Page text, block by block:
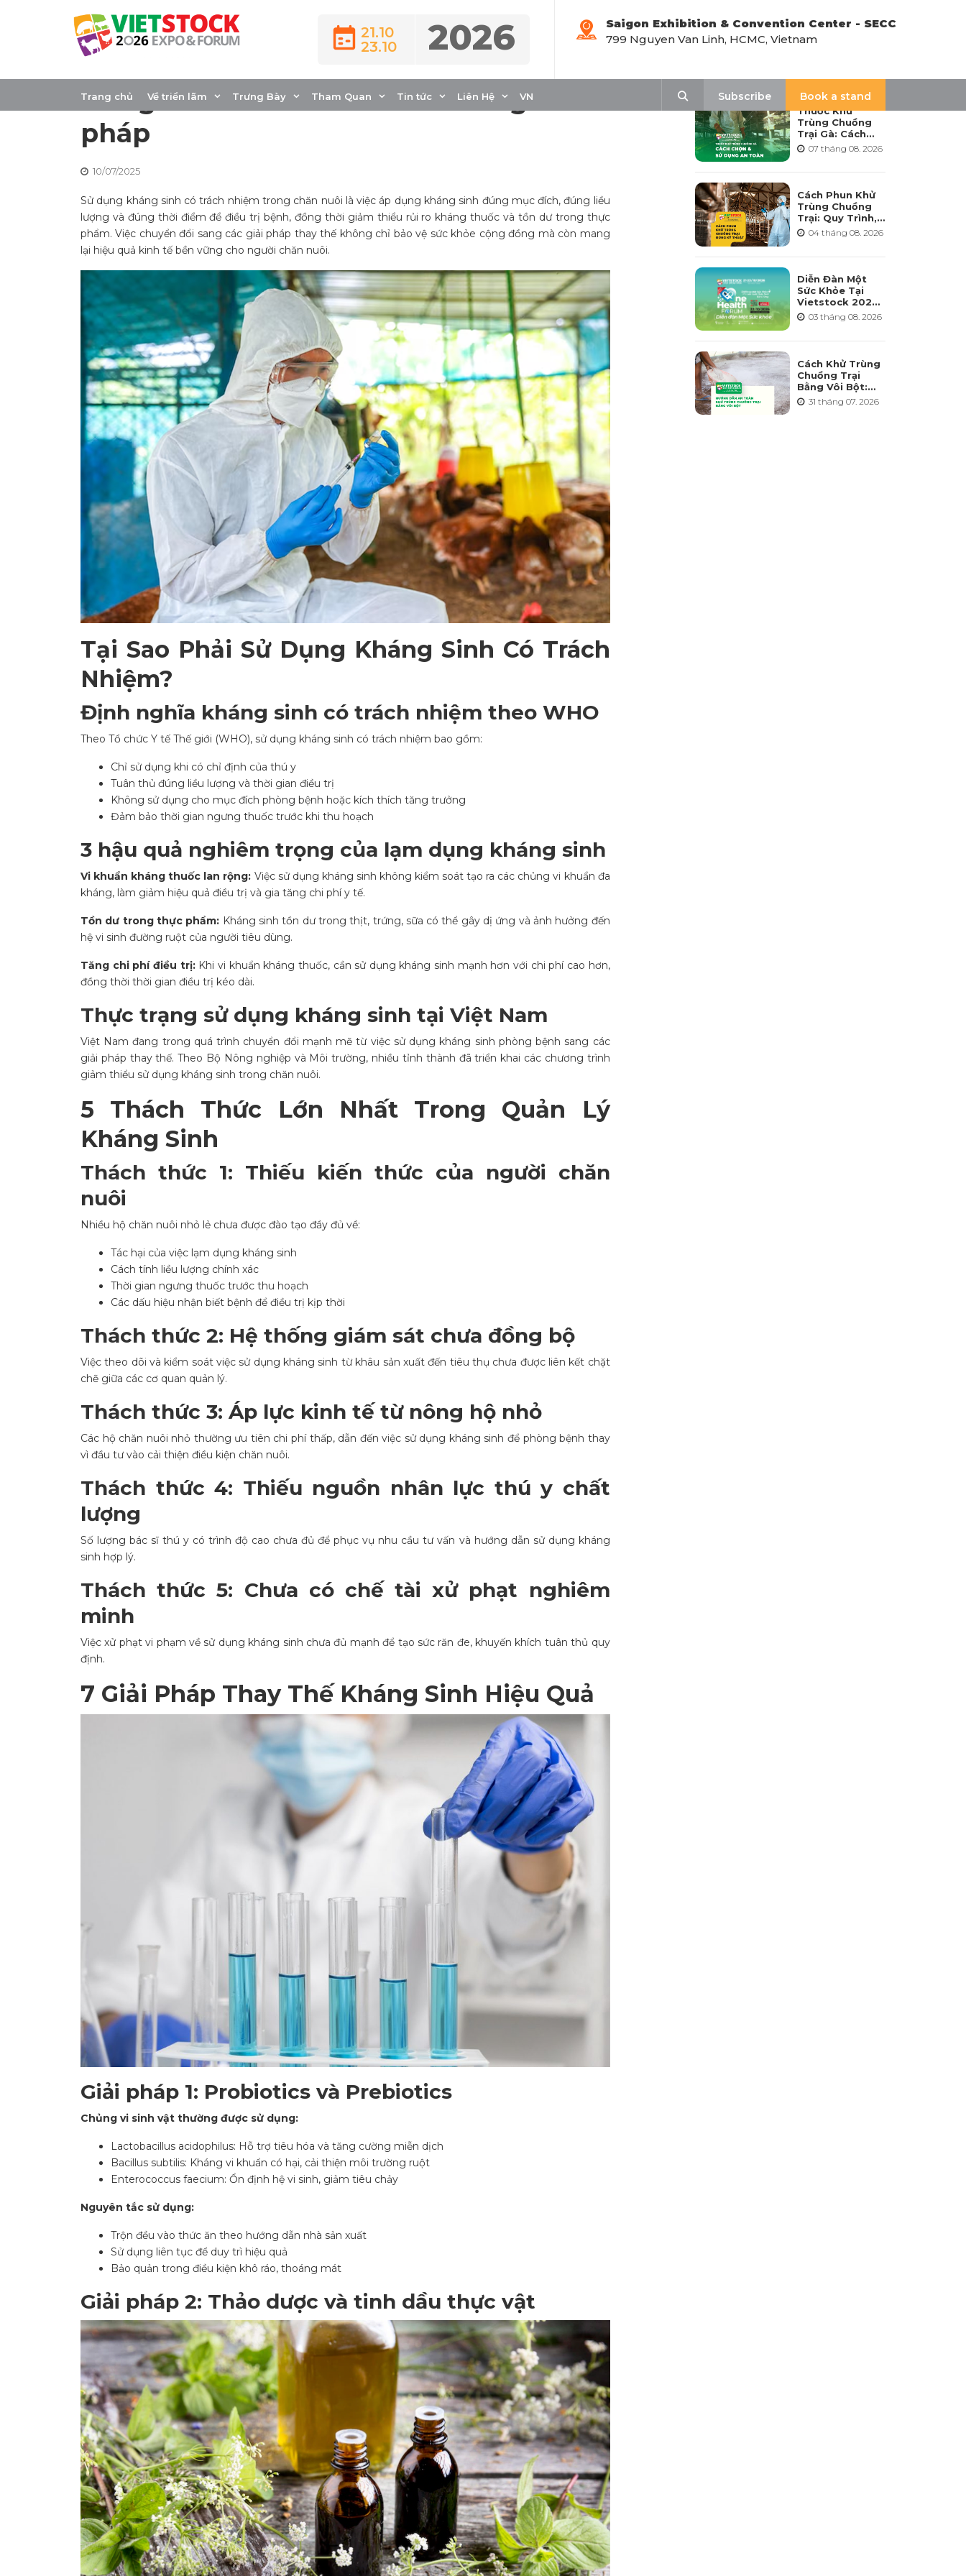
21.10
23.10
2026
Saigon Exhibition & Convention Center - SECC
799 Nguyen Van Linh, HCMC, Vietnam
Trang chủ Về triển lãm Trưng Bày Tham Quan Tin tức Liên Hệ VN
Subscribe
Book a stand
Sử dụng kháng sinh có trách nhiệm
trong chăn nuôi: Thách thức và giải
pháp
10/07/2025
Sử dụng kháng sinh có trách nhiệm trong chăn nuôi là việc áp dụng kháng sinh đúng mục đích, đúng liều
lượng và đúng thời điểm để điều trị bệnh, đồng thời giảm thiểu rủi ro kháng thuốc và tồn dư trong thực
phẩm. Việc chuyển đổi sang các giải pháp thay thế không chỉ bảo vệ sức khỏe cộng đồng mà còn mang
lại hiệu quả kinh tế bền vững cho người chăn nuôi.
Tại Sao Phải Sử Dụng Kháng Sinh Có Trách
Nhiệm?
Định nghĩa kháng sinh có trách nhiệm theo WHO
Theo Tổ chức Y tế Thế giới (WHO), sử dụng kháng sinh có trách nhiệm bao gồm:
Chỉ sử dụng khi có chỉ định của thú y
Tuân thủ đúng liều lượng và thời gian điều trị
Không sử dụng cho mục đích phòng bệnh hoặc kích thích tăng trưởng
Đảm bảo thời gian ngưng thuốc trước khi thu hoạch
3 hậu quả nghiêm trọng của lạm dụng kháng sinh
Vi khuẩn kháng thuốc lan rộng: Việc sử dụng kháng sinh không kiểm soát tạo ra các chủng vi khuẩn đa
kháng, làm giảm hiệu quả điều trị và gia tăng chi phí y tế.
Tồn dư trong thực phẩm: Kháng sinh tồn dư trong thịt, trứng, sữa có thể gây dị ứng và ảnh hưởng đến
hệ vi sinh đường ruột của người tiêu dùng.
Tăng chi phí điều trị:Khi vi khuẩn kháng thuốc, cần sử dụng kháng sinh mạnh hơn với chi phí cao hơn,
đồng thời thời gian điều trị kéo dài.
Thực trạng sử dụng kháng sinh tại Việt Nam
Việt Nam đang trong quá trình chuyển đổi mạnh mẽ từ việc sử dụng kháng sinh phòng bệnh sang các
giải pháp thay thế. Theo Bộ Nông nghiệp và Môi trường, nhiều tỉnh thành đã triển khai các chương trình
giảm thiểu sử dụng kháng sinh trong chăn nuôi.
5 Thách Thức Lớn Nhất Trong Quản Lý
Kháng Sinh
Thách thức 1: Thiếu kiến thức của người chăn
nuôi
Nhiều hộ chăn nuôi nhỏ lẻ chưa được đào tạo đầy đủ về:
Tác hại của việc lạm dụng kháng sinh
Cách tính liều lượng chính xác
Thời gian ngưng thuốc trước thu hoạch
Các dấu hiệu nhận biết bệnh để điều trị kịp thời
Thách thức 2: Hệ thống giám sát chưa đồng bộ
Việc theo dõi và kiểm soát việc sử dụng kháng sinh từ khâu sản xuất đến tiêu thụ chưa được liên kết chặt
chẽ giữa các cơ quan quản lý.
Thách thức 3: Áp lực kinh tế từ nông hộ nhỏ
Các hộ chăn nuôi nhỏ thường ưu tiên chi phí thấp, dẫn đến việc sử dụng kháng sinh để phòng bệnh thay
vì đầu tư vào cải thiện điều kiện chăn nuôi.
Thách thức 4: Thiếu nguồn nhân lực thú y chất
lượng
Số lượng bác sĩ thú y có trình độ cao chưa đủ để phục vụ nhu cầu tư vấn và hướng dẫn sử dụng kháng
sinh hợp lý.
Thách thức 5: Chưa có chế tài xử phạt nghiêm
minh
Việc xử phạt vi phạm về sử dụng kháng sinh chưa đủ mạnh để tạo sức răn đe, khuyến khích tuân thủ quy
định.
7 Giải Pháp Thay Thế Kháng Sinh Hiệu Quả
Giải pháp 1: Probiotics và Prebiotics
Chủng vi sinh vật thường được sử dụng:
Lactobacillus acidophilus: Hỗ trợ tiêu hóa và tăng cường miễn dịch
Bacillus subtilis: Kháng vi khuẩn có hại, cải thiện môi trường ruột
Enterococcus faecium: Ổn định hệ vi sinh, giảm tiêu chảy
Nguyên tắc sử dụng:
Trộn đều vào thức ăn theo hướng dẫn nhà sản xuất
Sử dụng liên tục để duy trì hiệu quả
Bảo quản trong điều kiện khô ráo, thoáng mát
Giải pháp 2: Thảo dược và tinh dầu thực vật
Thuốc Khử
Trùng Chuồng
Trại Gà: Cách
Chọn, Pha Và Sử
Dụng An Toàn
07 tháng 08. 2026
Cách Phun Khử
Trùng Chuồng
Trại: Quy Trình,
Tần Suất Và Lưu
Ý Khi Sử Dụng
04 tháng 08. 2026
Diễn Đàn Một
Sức Khỏe Tại
Vietstock 2026:
Hướng Tới Phát
Triển Ngành
03 tháng 08. 2026
Cách Khử Trùng
Chuồng Trại
Bằng Vôi Bột:
Cách Rải, Thời
Điểm Và Những
31 tháng 07. 2026